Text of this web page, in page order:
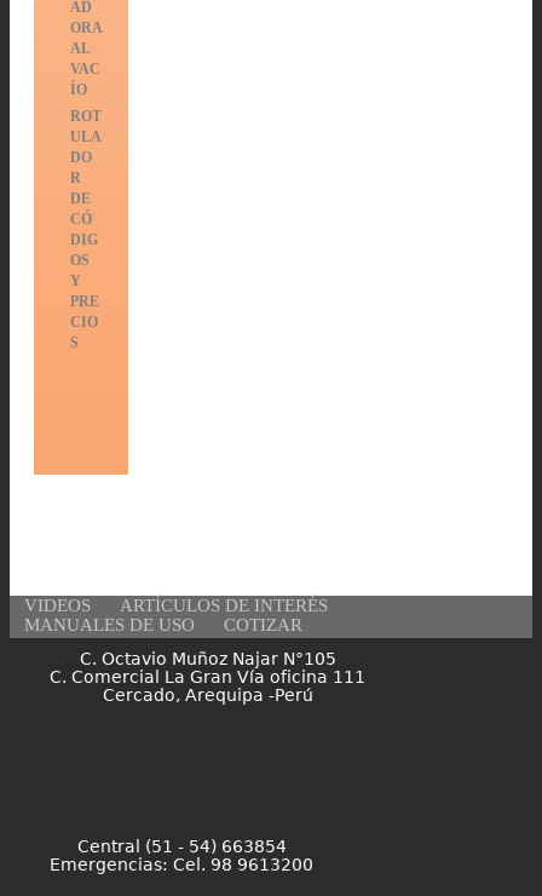
AD
ORA
AL
VAC
ÍO
ROT
ULA
DO
R
DE
CÓ
DIG
OS
Y
PRE
CIO
S
VIDEOS
ARTÍCULOS DE INTERÉS
MANUALES DE USO
COTIZAR
C. Octavio Muñoz Najar N°105
C. Comercial La Gran Vía oficina 111
Cercado, Arequipa -Perú
Central (51 - 54) 663854
Emergencias: Cel. 98 9613200